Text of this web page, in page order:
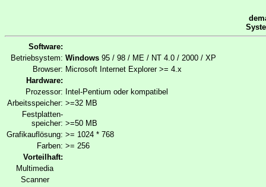
Software:
Betriebsystem: Windows 95 / 98 / ME / NT 4.0 / 2000 / XP
Browser: Microsoft Internet Explorer >= 4.x
Hardware:
Prozessor: Intel-Pentium oder kompatibel
Arbeitsspeicher: >=32 MB
Festplatten-
speicher: >=50 MB
Grafikauflösung: >= 1024 * 768
Farben: >= 256
Vorteilhaft:
Multimedia
Scanner